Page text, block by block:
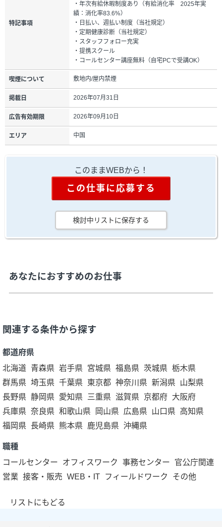
特記事項
・年次有給休暇制度あり（有給消化率 2025年実
績：消化率83.6%）
・日払い、週払い制度（当社規定）
・定期健康診断（当社規定）
・スタッフフォロー充実
・提携スクール
・コールセンター講座無料（自宅PCで受講OK）
喫煙について 敷地内/屋内禁煙
掲載日 2026年07月31日
広告有効期限 2026年09月10日
エリア 中国
このままWEBから！
この仕事に応募する
検討中リストに保存する
あなたにおすすめのお仕事
関連する条件から探す
都道府県
北海道 青森県 岩手県 宮城県 福島県 茨城県 栃木県
群馬県 埼玉県 千葉県 東京都 神奈川県 新潟県 山梨県
長野県 静岡県 愛知県 三重県 滋賀県 京都府 大阪府
兵庫県 奈良県 和歌山県 岡山県 広島県 山口県 高知県
福岡県 長崎県 熊本県 鹿児島県 沖縄県
職種
コールセンター
オフィスワーク 事務センター
官公庁関連
営業 接客・販売 WEB・IT フィールドワーク その他
リストにもどる